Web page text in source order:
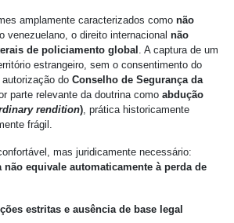
amplamente caracterizados como não
venezuelano, o direito internacional não
de policiamento global . A captura de um
estrangeiro, sem o consentimento do
do Conselho de Segurança da
parte relevante da doutrina como abdução
rendition), prática historicamente
frágil.
mas juridicamente necessário:
equivale automaticamente à perda de
estritas e ausência de base legal